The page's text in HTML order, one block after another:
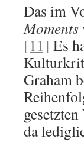
Das im
Moments
[11] Es
Graham
da